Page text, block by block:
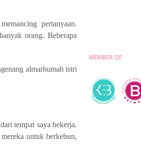
pertanyaan.
orang. Beberapa
almarhumah istri
tempat saya bekerja.
untuk berkebun,
MEMBER OF